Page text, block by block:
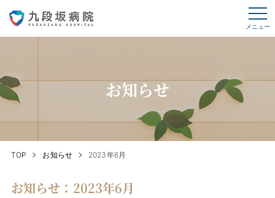
メニュー
お知らせ
TOP お知らせ 2023年6月
お知らせ：2023年6月